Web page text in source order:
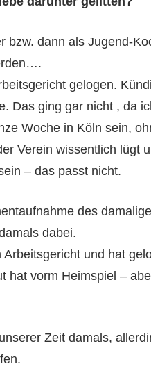
bzw. dann als Jugend-
gelogen.
Das ging gar nicht , da
Woche in Köln sein,
Verein wissentlich lügt
– das passt nicht.
des
dabei.
und hat
hat vorm Heimspiel –
Zeit damals,